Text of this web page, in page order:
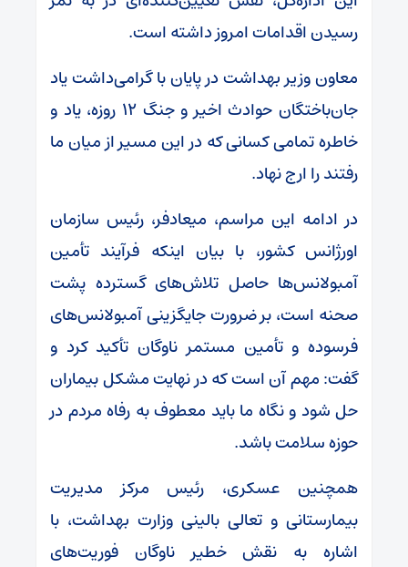
رسیدن اقدامات امروز داشته است.
معاون وزیر بهداشت در پایان با گرامی‌داشت یاد
جان‌باختگان حوادث اخیر و جنگ ۱۲ روزه، یاد و
خاطره تمامی کسانی که در این مسیر از میان ما
رفتند را ارج نهاد.
در ادامه این مراسم، میعادفر، رئیس سازمان
اورژانس کشور، با بیان اینکه فرآیند تأمین
آمبولانس‌ها حاصل تلاش‌های گسترده پشت
صحنه است، بر ضرورت جایگزینی آمبولانس‌های
فرسوده و تأمین مستمر ناوگان تأکید کرد و
گفت: مهم آن است که در نهایت مشکل بیماران
حل شود و نگاه ما باید معطوف به رفاه مردم در
حوزه سلامت باشد.
همچنین عسکری، رئیس مرکز مدیریت
بیمارستانی و تعالی بالینی وزارت بهداشت، با
اشاره به نقش خطیر ناوگان فوریت‌های